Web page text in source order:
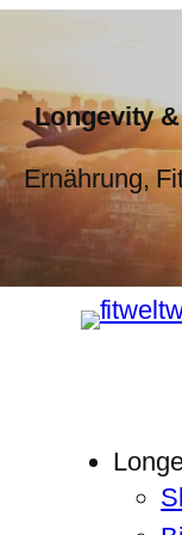
Longevity
Ernährung,